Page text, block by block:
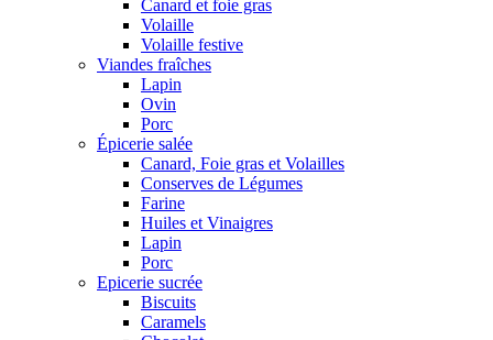
Canard et foie gras
Volaille
Volaille festive
Viandes fraîches
Lapin
Ovin
Porc
Épicerie salée
Canard, Foie gras et Volailles
Conserves de Légumes
Farine
Huiles et Vinaigres
Lapin
Porc
Epicerie sucrée
Biscuits
Caramels